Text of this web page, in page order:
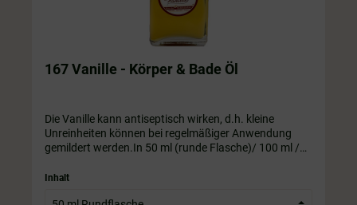
167 Vanille - Körper & Bade Öl
Die Vanille kann antiseptisch wirken, d.h. kleine
Unreinheiten können bei regelmäßiger Anwendung
gemildert werden.In 50 ml (runde Flasche)/ 100 ml /
ist immer im Preis mit drin.
Inhalt